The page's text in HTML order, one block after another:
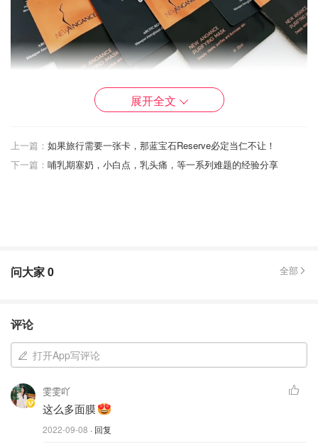
弛、皮肤屏障受损使得
，以及水化能力降低引
展开全文
上一篇： 如果旅行需要一张卡，那蓝宝石Reserve必定当仁不让！
下一篇： 哺乳期塞奶，小白点，乳头痛，等一系列难题的经验分享
问大家0 全部
评论
打开App写评论
雯雯吖
这么多面膜
2022-09-08 · 回复